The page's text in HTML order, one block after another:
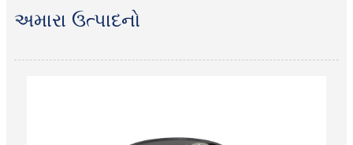
અમારા ઉત્પાદનો